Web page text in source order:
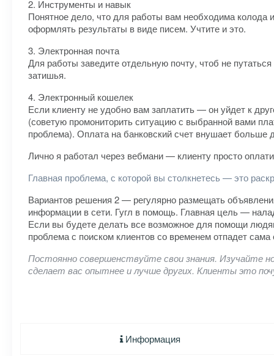
2. Инструменты и навык
Понятное дело, что для работы вам необходима колода
оформлять результаты в виде писем. Учтите и это.
3. Электронная почта
Для работы заведите отдельную почту, чтоб не
затишья.
4. Электронный кошелек
Если клиенту не удобно вам заплатить — он уйдет к
(советую промониторить ситуацию с выбранной вами
проблема). Оплата на банковский счет внушает больше
Лично я работал через вебмани — клиенту просто
Главная проблема, с которой вы столкнетесь — это
Вариантов решения 2 — регулярно размещать
информации в сети. Гугл в помощь. Главная цель —
Если вы будете делать все возможное для помощи
проблема с поиском клиентов со временем отпадет
Постоянно совершенствуйте свои знания. Изучайте
сделает вас опытнее и лучше других. Клиенты это
Информация